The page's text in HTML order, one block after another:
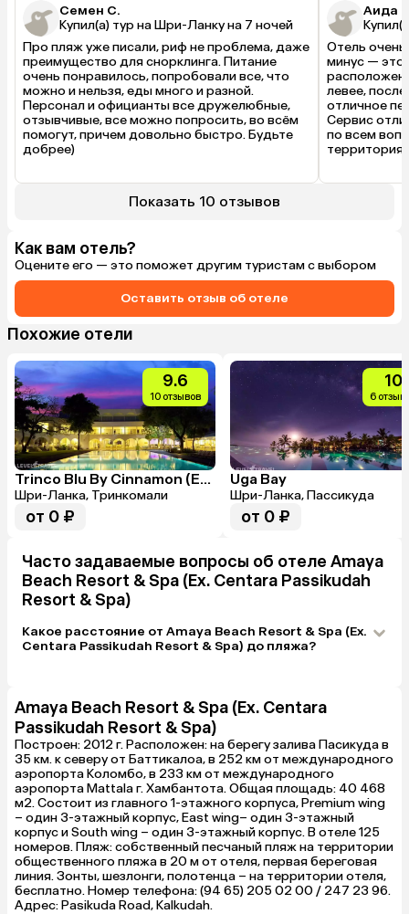
Семен С.
Купил(а) тур на Шри-Ланку на 7 ночей
Про пляж уже писали, риф не проблема, даже
преимущество для снорклинга. Питание
очень понравилось, попробовали все, что
можно и нельзя, еды много и разной.
Персонал и официанты все дружелюбные,
отзывчивые, все можно попросить, во всём
помогут, причем довольно быстро. Будьте
добрее)
Аида
Отель
минус — это
расположен
левее,
отличное
Сервис
по всем
территория
съездить на
Аругамбей
Показать 10 отзывов
Как вам отель?
Оцените его — это поможет другим туристам с выбором
Оставить отзыв об отеле
Похожие отели
9.6
10 отзывов
Trinco Blu By Cinnamon (Ex. Chaaya Blu)
Шри-Ланка, Тринкомали
от 0 ₽
10
6
Uga Bay
Шри-Ланка, Пассикуда
от 0 ₽
Часто задаваемые вопросы об отеле Amaya
Beach Resort & Spa (Ex. Centara Passikudah
Resort & Spa)
Какое расстояние от Amaya Beach Resort & Spa (Ex.
Centara Passikudah Resort & Spa) до пляжа?
Amaya Beach Resort & Spa (Ex. Centara
Passikudah Resort & Spa)
Построен: 2012 г. Расположен: на берегу залива Пасикуда в
35 км. к северу от Баттикалоа, в 252 км от международного
аэропорта Коломбо, в 233 км от международного
аэропорта Mattala г. Хамбантота. Общая площадь: 40 468
м2. Состоит из главного 1-этажного корпуса, Premium wing
– один 3-этажный корпус, East wing– один 3-этажный
корпус и South wing – один 3-этажный корпус. В отеле 125
номеров. Пляж: собственный песчаный пляж на территории
общественного пляжа в 20 м от отеля, первая береговая
линия. Зонты, шезлонги, полотенца – на территории отеля,
бесплатно. Номер телефона: (94 65) 205 02 00 / 247 23 96.
Адрес: Pasikuda Road, Kalkudah.